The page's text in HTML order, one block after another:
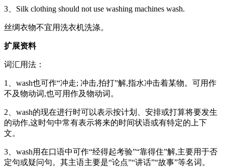
3、Silk clothing should not use washing machines wash.
丝绸衣物不宜用洗衣机洗涤。
扩展资料
词汇用法：
1、wash也可作“冲走; 冲击,拍打”解,指水冲击着某物。可用作
不及物动词,也可用作及物动词。
2、wash的现在进行时可以表示按计划、安排或打算将要发生
的动作,这时句中常有表示将来的时间状语或有特定的上下
文。
3、wash用在口语中可作“经得起考验”“靠得住”解,主要用于否
定句或疑问句。其主语主要是“论点”“讲话”“故事”等名词。